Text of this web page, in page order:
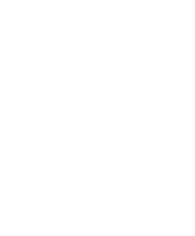
vos préférences pour contrôler la manière dont